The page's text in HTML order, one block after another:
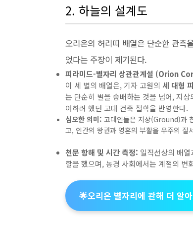
2. 하늘의 설계도
오리온의 허리띠 배열은 단순한 관측
었다는 주장이 제기된다.
피라미드-별자리 상관관계설 (Orion
이 세 별의 배열은, 기자 고원의 세 대형
는 단순히 별을 숭배하는 것을 넘어, 지상
여하려 했던 고대 건축 철학을 반영한다.
심오한 의미: 고대인들은 지상(Ground)과
고, 인간의 왕권과 영혼의 부활을 우주의 질
천문 항해 및 시간 측정: 일직선상의 배
할을 했으며, 농경 사회에서는 계절의 변
🌟오리온 별자리에 관해 더 알